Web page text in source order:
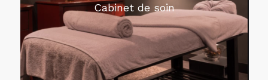
Cabinet de soin